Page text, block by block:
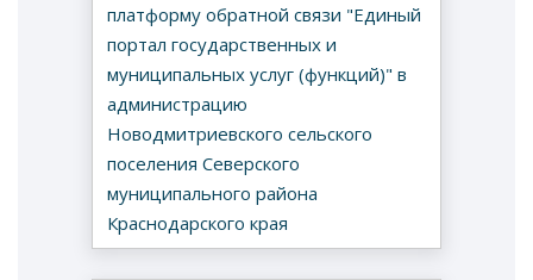
платформу обратной связи "Единый
портал государственных и
муниципальных услуг (функций)" в
администрацию
Новодмитриевского сельского
поселения Северского
муниципального района
Краснодарского края